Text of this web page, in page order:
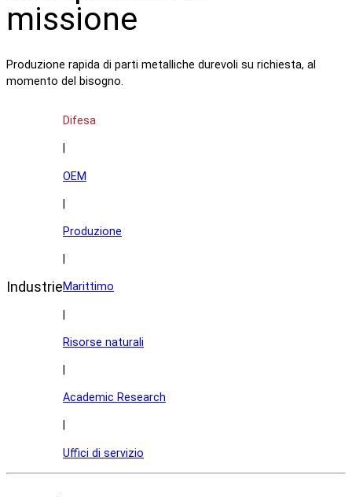
missione
Produzione rapida di parti metalliche durevoli su richiesta, al
momento del bisogno.
Industrie
Difesa
OEM
Produzione
Marittimo
|
Risorse naturali
Academic Research
Uffici di servizio